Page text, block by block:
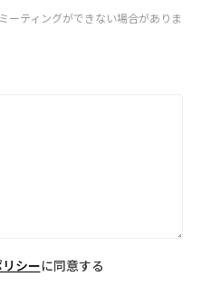
ティングができない場合がありま
シーに同意する